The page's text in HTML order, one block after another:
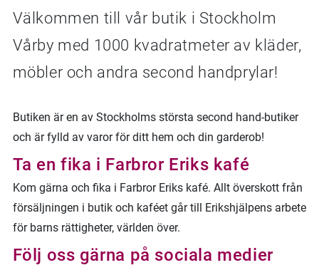
Välkommen till vår butik i Stockholm
Vårby med 1000 kvadratmeter av kläder,
möbler och andra second handprylar!
Butiken är en av Stockholms största second hand-butiker
och är fylld av varor för ditt hem och din garderob!
Ta en fika i Farbror Eriks kafé
Kom gärna och fika i Farbror Eriks kafé. Allt överskott från
försäljningen i butik och kaféet går till Erikshjälpens arbete
för barns rättigheter, världen över.
Följ oss gärna på sociala medier